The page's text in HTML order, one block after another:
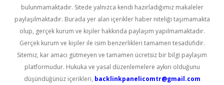
bulunmamaktadır. Sitede yalnızca kendi hazırladığımız makaleler
paylaşılmaktadır. Burada yer alan içerikler haber niteliği taşımamakta
olup, gerçek kurum ve kişiler hakkında paylaşım yapılmamaktadır.
Gerçek kurum ve kişiler ile isim benzerlikleri tamamen tesadüfidir.
Sitemiz, kar amacı gütmeyen ve tamamen ücretsiz bir bilgi paylaşım
platformudur. Hukuka ve yasal düzenlemelere aykırı olduğunu
düşündüğünüz içerikleri, backlinkpanelicomtr@gmail.com